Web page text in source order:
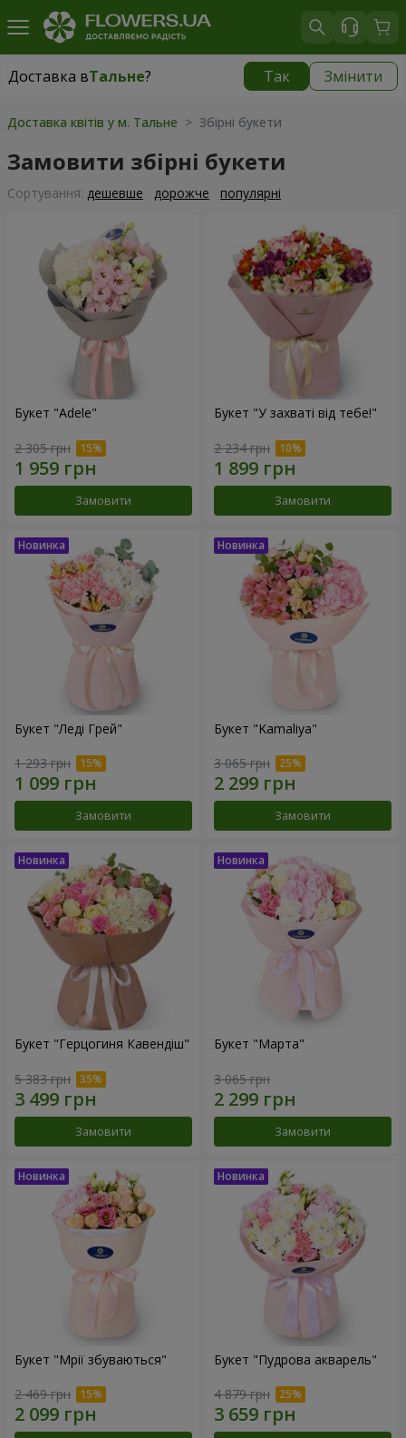
Доставка вТальне? Так Змінити
Доставка вТальне|
Доставка квітів у м. Тальне > Збірні букети
Замовити збірні букети
Сортування: дешевше дорожче популярні
Букет "Adele"
2 305 грн
Замовити
Букет "У захваті від тебе!"
2 234 грн
Замовити
Букет "Леді Грей"
1 293 грн
Замовити
Букет "Kamaliya"
3 065 грн
Замовити
Букет "Герцогиня Кавендіш"
5 383 грн
Замовити
Букет "Марта"
3 065 грн
Замовити
Букет "Мрії збуваються"
2 469 грн
Букет "Пудрова акварель"
4 879 грн